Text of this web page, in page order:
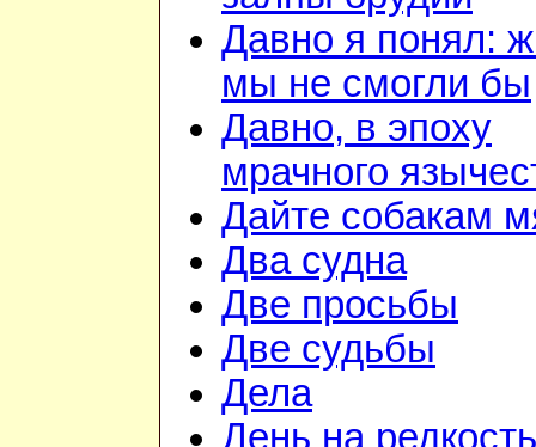
Давно я понял:
мы не смогли бы
Давно, в эпоху
мрачного
Дайте собакам
Два судна
Две просьбы
Две судьбы
Дела
День на редкость